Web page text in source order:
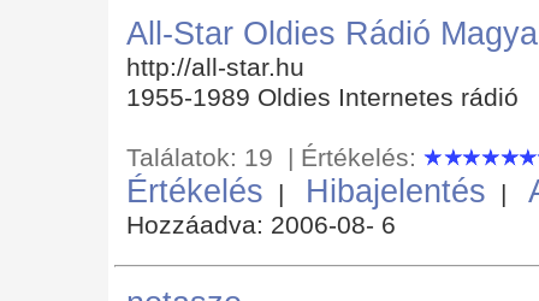
All-Star Oldies Rádió
http://all-star.hu
1955-1989 Oldies Internetes rádió
Találatok: 19 | Értékelés:
Értékelés | Hibajelentés |
Hozzáadva: 2006-08- 6